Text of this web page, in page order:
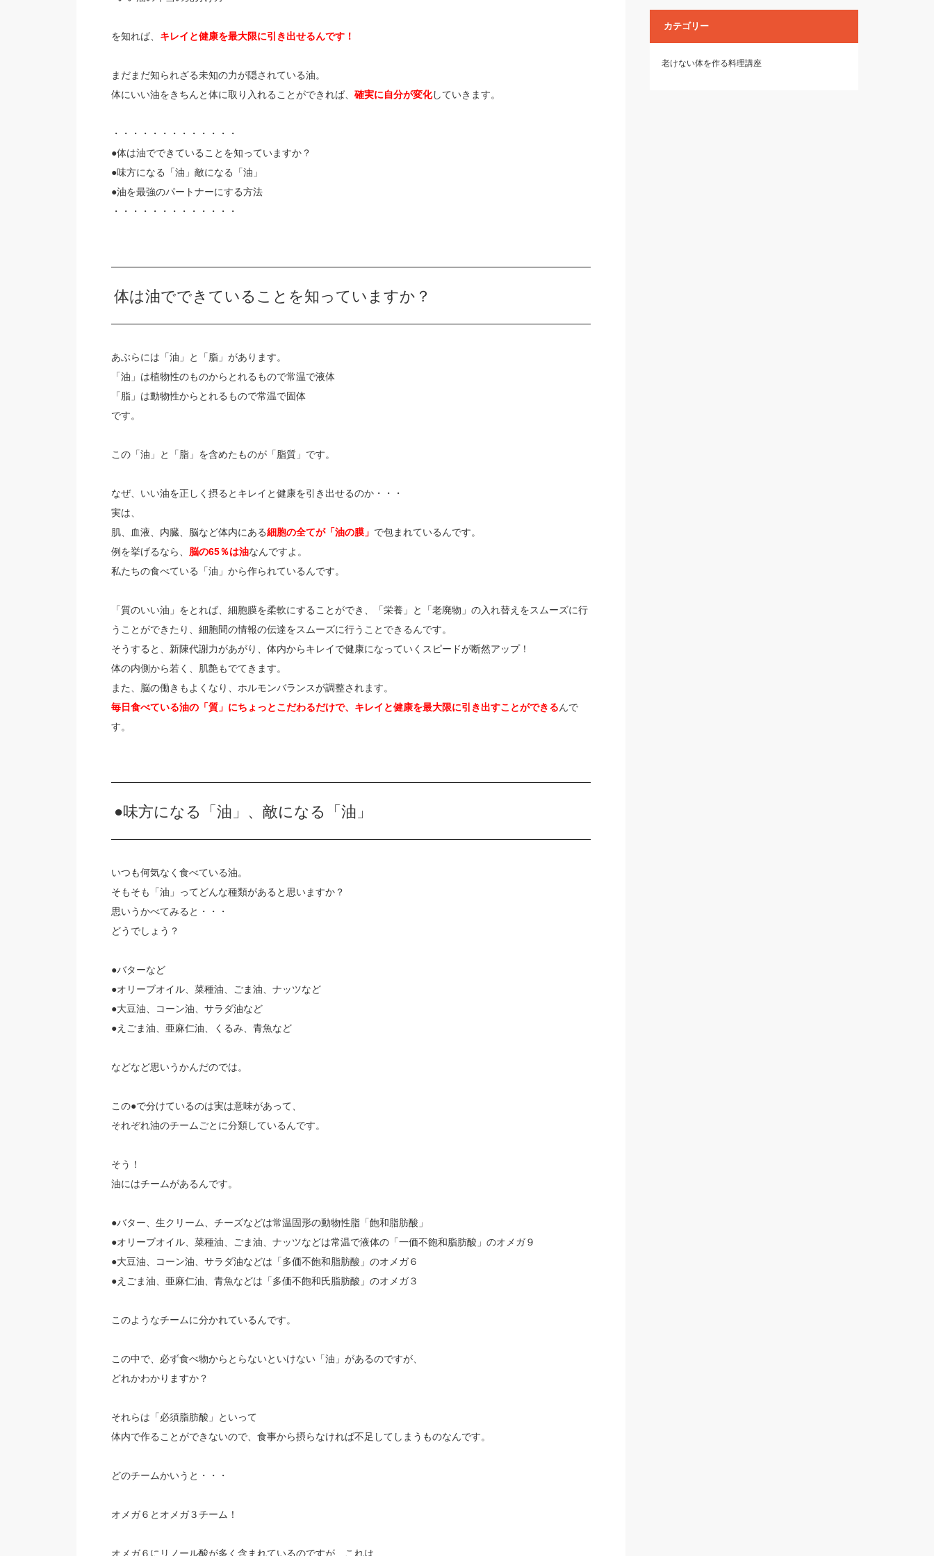
を知れば、 キレイと健康を最大限に引き出せるんです！
まだまだ知られざる未知の力が隠されている油。
体にいい油をきちんと体に取り入れることができれば、 確実に自分が変化していきます。
・・・・・・・・・・・・・
●体は油でできていることを知っていますか？
●味方になる「油」敵になる「油」
●油を最強のパートナーにする方法
・・・・・・・・・・・・・
体は油でできていることを知っていますか？
あぶらには「油」と「脂」があります。
「油」は植物性のものからとれるもので常温で液体
「脂」は動物性からとれるもので常温で固体
です。
この「油」と「脂」を含めたものが「脂質」です。
なぜ、いい油を正しく摂るとキレイと健康を引き出せるのか・・・
実は、
肌、血液、内臓、脳など体内にある細胞の全てが「油の膜」 で包まれているんです。
例を挙げるなら、 脳の65％は油なんですよ。
私たちの食べている「油」から作られているんです。
「質のいい油」をとれば、細胞膜を柔軟にすることができ、「栄養」と「老廃物」の入れ替えをスムーズに行
うことができたり、細胞間の情報の伝達をスムーズに行うことできるんです。
そうすると、新陳代謝力があがり、体内からキレイで健康になっていくスピードが断然アップ！
体の内側から若く、肌艶もでてきます。
また、脳の働きもよくなり、ホルモンバランスが調整されます。
毎日食べている油の「質」にちょっとこだわるだけで、キレイと健康を最大限に引き出すことができるんで
す。
●味方になる「油」、敵になる「油」
いつも何気なく食べている油。
そもそも「油」ってどんな種類があると思いますか？
思いうかべてみると・・・
どうでしょう？
●バターなど
●オリーブオイル、菜種油、ごま油、ナッツなど
●大豆油、コーン油、サラダ油など
●えごま油、亜麻仁油、くるみ、青魚など
などなど思いうかんだのでは。
この●で分けているのは実は意味があって、
それぞれ油のチームごとに分類しているんです。
そう！
油にはチームがあるんです。
●バター、生クリーム、チーズなどは常温固形の動物性脂「飽和脂肪酸」
●オリーブオイル、菜種油、ごま油、ナッツなどは常温で液体の「一価不飽和脂肪酸」のオメガ９
●大豆油、コーン油、サラダ油などは「多価不飽和脂肪酸」のオメガ６
●えごま油、亜麻仁油、青魚などは「多価不飽和氏脂肪酸」のオメガ３
このようなチームに分かれているんです。
この中で、必ず食べ物からとらないといけない「油」があるのですが、
どれかわかりますか？
それらは「必須脂肪酸」といって
体内で作ることができないので、食事から摂らなければ不足してしまうものなんです。
どのチームかいうと・・・
オメガ６とオメガ３チーム！
オメガ６にリノール酸が多く含まれているのですが、これは
カテゴリー
老けない体を作る料理講座